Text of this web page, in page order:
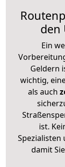
den
Ein
Geldern
wichtig,
als auch
ist.
Spezialisten
damit